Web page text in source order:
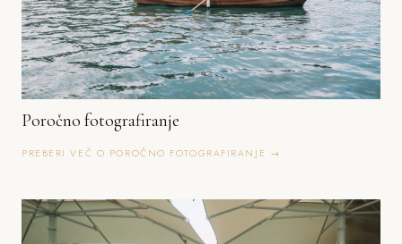
Poročno fotografiranje
PREBERI VEČ O POROČNO FOTOGRAFIRANJE →